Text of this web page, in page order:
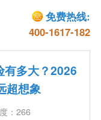
免费热线:
400-1617-182
有多大？2026
超想象
：266